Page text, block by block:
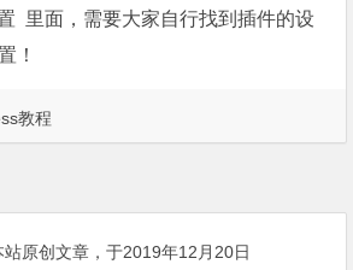
里面，需要大家自行找到插件的设
！
教程
站原创文章，于2019年12月20日